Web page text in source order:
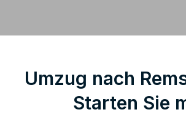
Umzug nach
Starten Sie